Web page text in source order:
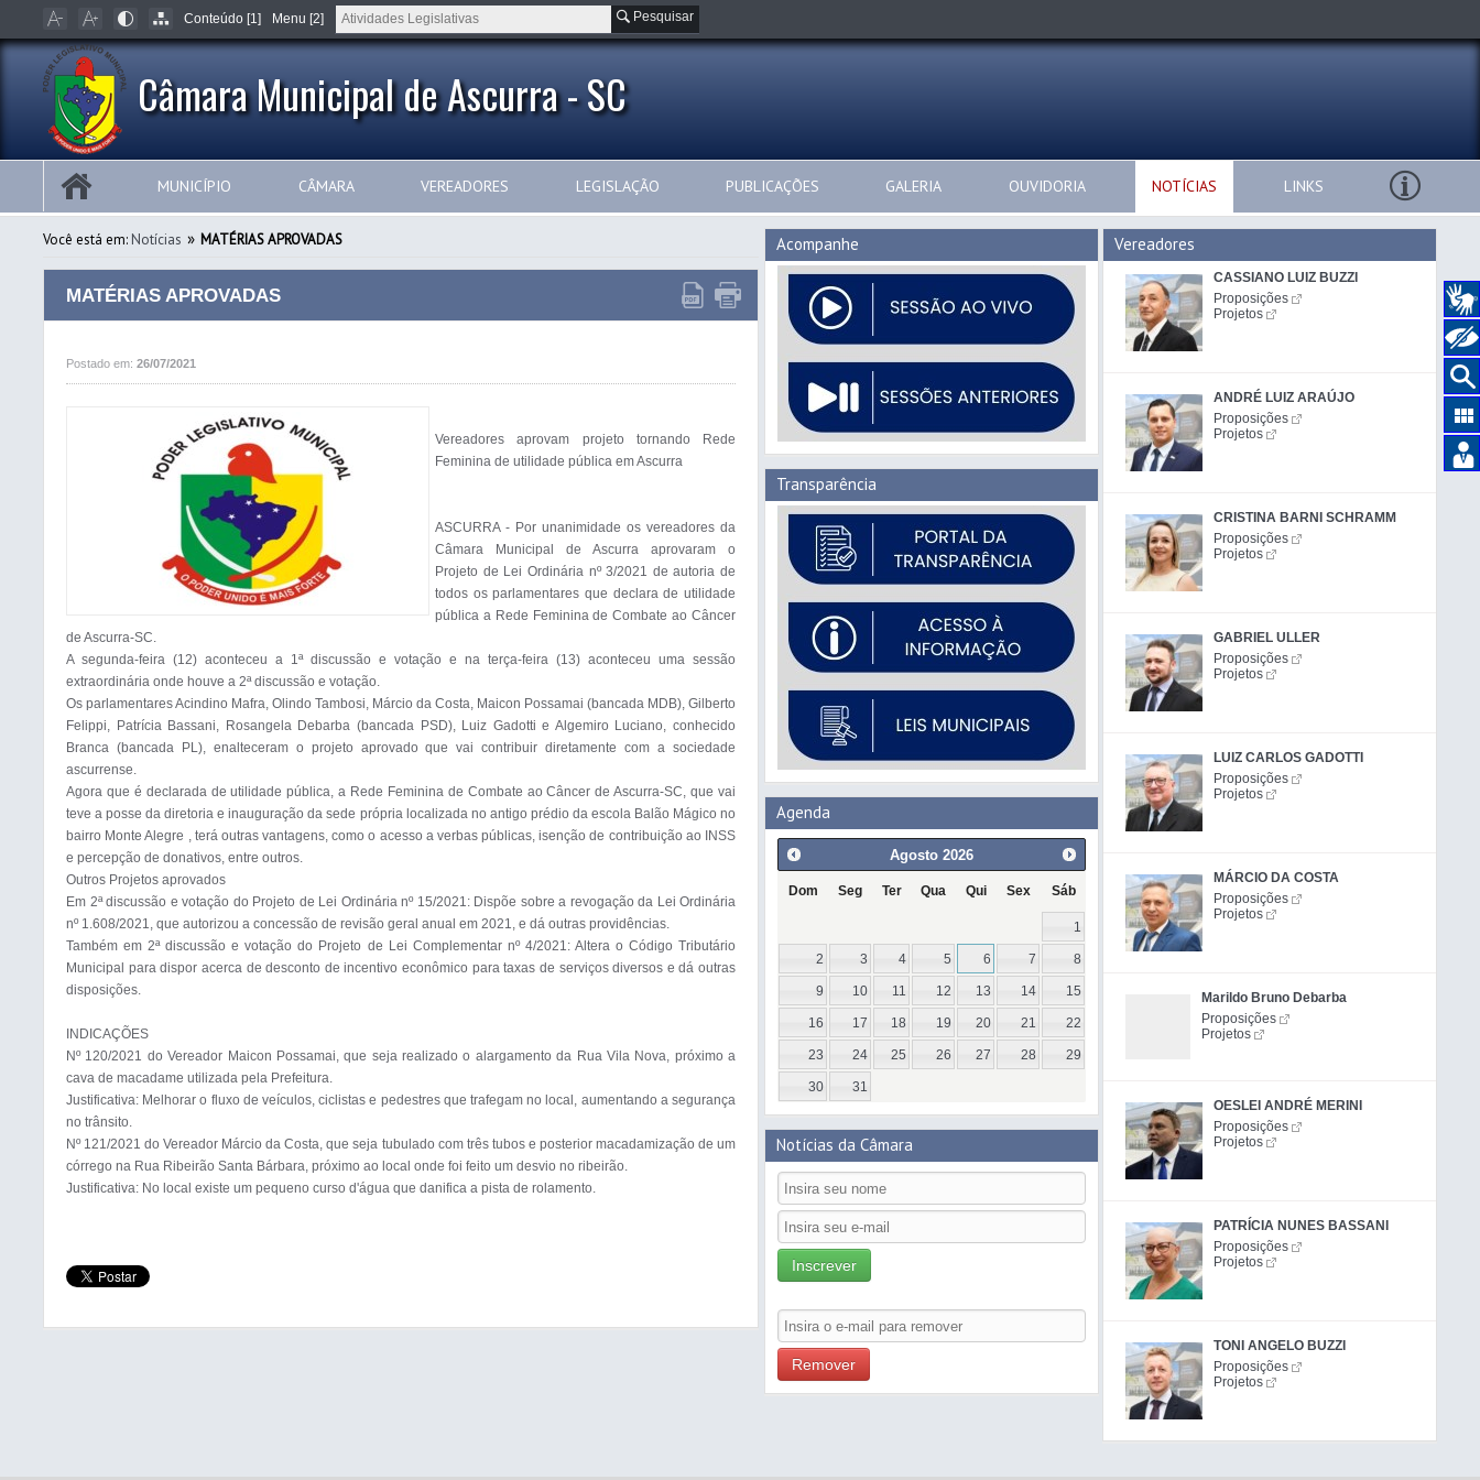
Conteúdo [1] Menu [2] Pesquisar
Câmara Municipal de Ascurra - SC
MUNICÍPIO CÂMARA VEREADORES LEGISLAÇÃO PUBLICAÇÕES GALERIA OUVIDORIA NOTÍCIAS LINKS
Você está em: Notícias » MATÉRIAS APROVADAS
MATÉRIAS APROVADAS
Postado em: 26/07/2021
Vereadores aprovam projeto tornando Rede
Feminina de utilidade pública em Ascurra
ASCURRA - Por unanimidade os vereadores da
Câmara Municipal de Ascurra aprovaram o
Projeto de Lei Ordinária nº 3/2021 de autoria de
todos os parlamentares que declara de utilidade
pública a Rede Feminina de Combate ao Câncer
de Ascurra-SC.
A segunda-feira (12) aconteceu a 1ª discussão e votação e na terça-feira (13) aconteceu uma sessão
extraordinária onde houve a 2ª discussão e votação.
Os parlamentares Acindino Mafra, Olindo Tambosi, Márcio da Costa, Maicon Possamai (bancada MDB), Gilberto
Felippi, Patrícia Bassani, Rosangela Debarba (bancada PSD), Luiz Gadotti e Algemiro Luciano, conhecido
Branca (bancada PL), enalteceram o projeto aprovado que vai contribuir diretamente com a sociedade
ascurrense.
Agora que é declarada de utilidade pública, a Rede Feminina de Combate ao Câncer de Ascurra-SC, que vai
teve a posse da diretoria e inauguração da sede própria localizada no antigo prédio da escola Balão Mágico no
bairro Monte Alegre , terá outras vantagens, como o acesso a verbas públicas, isenção de contribuição ao INSS
e percepção de donativos, entre outros.
Outros Projetos aprovados
Em 2ª discussão e votação do Projeto de Lei Ordinária nº 15/2021: Dispõe sobre a revogação da Lei Ordinária
nº 1.608/2021, que autorizou a concessão de revisão geral anual em 2021, e dá outras providências.
Também em 2ª discussão e votação do Projeto de Lei Complementar nº 4/2021: Altera o Código Tributário
Municipal para dispor acerca de desconto de incentivo econômico para taxas de serviços diversos e dá outras
disposições.
INDICAÇÕES
Nº 120/2021 do Vereador Maicon Possamai, que seja realizado o alargamento da Rua Vila Nova, próximo a
cava de macadame utilizada pela Prefeitura.
Justificativa: Melhorar o fluxo de veículos, ciclistas e pedestres que trafegam no local, aumentando a segurança
no trânsito.
Nº 121/2021 do Vereador Márcio da Costa, que seja tubulado com três tubos e posterior macadamização de um
córrego na Rua Ribeirão Santa Bárbara, próximo ao local onde foi feito um desvio no ribeirão.
Vereadores
CASSIANO LUIZ BUZZI
Proposições
Projetos
ANDRÉ LUIZ ARAÚJO
Proposições
Projetos
CRISTINA BARNI SCHRAMM
Proposições
Projetos
GABRIEL ULLER
Proposições
Projetos
LUIZ CARLOS GADOTTI
Proposições
Projetos
MÁRCIO DA COSTA
Proposições
Projetos
Marildo Bruno Debarba
Proposições
Projetos
OESLEI ANDRÉ MERINI
Proposições
Projetos
PATRÍCIA NUNES BASSANI
Proposições
Projetos
TONI ANGELO BUZZI
Proposições
Projetos
Acompanhe
Transparência
Agenda
Agosto 2026
Dom Seg Ter Qua Qui Sex Sáb
1
2 3 4 5 6 7 8
9 10 11 12 13 14 15
16 17 18 19 20 21 22
23 24 25 26 27 28 29
30 31
Notícias da Câmara
Inscrever
Remover